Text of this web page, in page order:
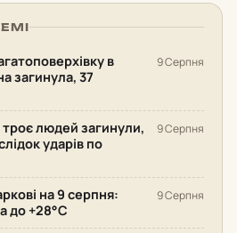
в
загинула, 37
9 Серпня
людей загинули,
ударів по
9 Серпня
на 9 серпня:
до +28°С
9 Серпня